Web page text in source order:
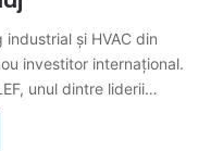
și HVAC din
investitor internațional.
unul dintre liderii…